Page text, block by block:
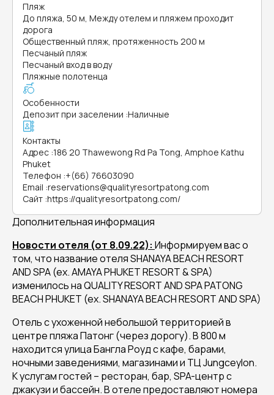
Пляж
До пляжа, 50 м, Между отелем и пляжем проходит
дорога
Общественный пляж, протяженность 200 м
Песчаный пляж
Песчаный вход в воду
Пляжные полотенца
Особенности
Депозит при заселении :Наличные
Контакты
Адрес :186 20 Thawewong Rd Pa Tong, Amphoe Kathu
Phuket
Телефон :+(66) 76603090
Email :reservations@qualityresortpatong.com
Сайт :https://qualityresortpatong.com/
Дополнительная информация
Новости отеля (от 8.09.22): Информируем вас о
том, что название отеля SHANAYA BEACH RESORT
AND SPA (ex. AMAYA PHUKET RESORT & SPA)
изменилось на QUALITY RESORT AND SPA PATONG
BEACH PHUKET (ex. SHANAYA BEACH RESORT AND SPA)
Отель с ухоженной небольшой территорией в
центре пляжа Патонг (через дорогу). В 800 м
находится улица Бангла Роуд с кафе, барами,
ночными заведениями, магазинами и ТЦ Jungceylon.
К услугам гостей – ресторан, бар, SPA-центр с
джакузи и бассейн. В отеле предоставляют номера